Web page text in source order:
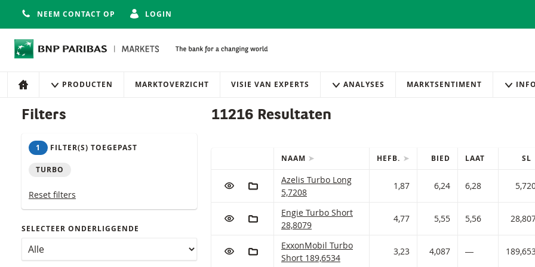
NEEM CONTACT OP LOGIN
Navigatie
Site navigatie
HOME PRODUCTEN MARKTOVERZICHT VISIE VAN EXPERTS ANALYSES MARKTSENTIMENT
Producten
Filters
1 FILTER(S) TOEGEPAST
TURBO
Reset filters
SELECTEER ONDERLIGGENDE
11216 Resultaten
Tabel met (gefilterde) producten.
NAAM HEFB. BIED LAAT SL
VOEG TOE AAN WATCHLIST
AAN PORTFOLIO TOEVOEGEN
Azelis Turbo Long Met stop loss-niveau 5,721 en hefboom 1,87
Azelis Turbo Long
5,7208
1,87 6,24 6,28
VOEG TOE AAN WATCHLIST
AAN PORTFOLIO TOEVOEGEN
Engie Turbo Short Met stop loss-niveau 28,808 en hefboom 4,77
Engie Turbo Short
28,8079
4,77 5,55 5,56
VOEG TOE AAN WATCHLIST
AAN PORTFOLIO TOEVOEGEN
ExxonMobil Turbo Short Met stop loss-niveau 189,653 en
ExxonMobil Turbo
Short 189,6534
3,23 4,087 ―